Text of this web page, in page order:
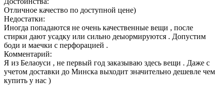
Отличное качество по доступной цене)
Недостатки:
Иногда попадаются не очень качественные вещи , после
стирки дают усадку или сильно деыормируются . Допустим
боди и маечки с перфорацией .
Комментарий:
Я из Белаоуси , не первый год заказываю здесь вещи . Даже с
учетом доставки до Минска выходит значительно дешевле чем
купить у нас )